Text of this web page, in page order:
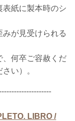
表紙に製本時のシ
が見受けられる
、何卒ご容赦くだ
い）。
LIBRO /